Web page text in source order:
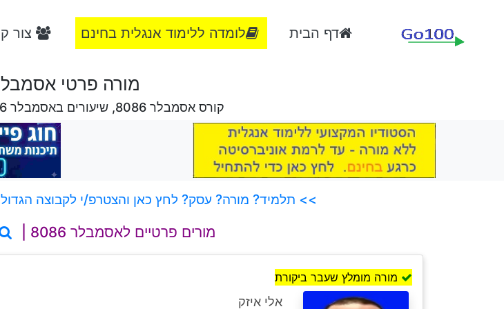
דף הבית לומדה ללימוד אנגלית בחינם צור
מורה פרטי אסמבלר
קורס אסמבלר 8086, שיעורים באסמבלר 8086, לימוד אסמבלר 8086
>> תלמיד? מורה? עסק? לחץ כאן והצטרפ/י לקבוצה
מורים פרטיים לאסמבלר 8086 |
מורה מומלץ שעבר ביקורת
אלי איזק